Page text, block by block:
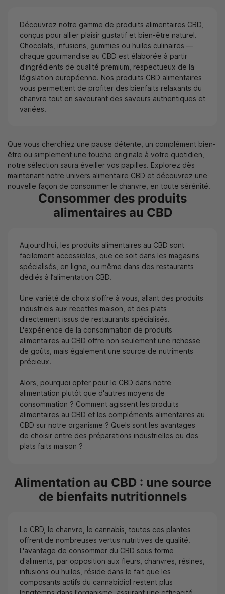
Découvrez notre gamme de produits alimentaires CBD,
conçus pour allier plaisir gustatif et bien-être naturel.
Chocolats, infusions, gummies ou huiles culinaires —
chaque gourmandise au CBD est élaborée à partir
d’ingrédients de qualité premium, respectueux de la
législation européenne. Nos produits CBD alimentaires
vous permettent de profiter des bienfaits relaxants du
chanvre tout en savourant des saveurs authentiques et
variées.
Que vous cherchiez une pause détente, un complément bien-
être ou simplement une touche originale à votre quotidien,
notre sélection saura éveiller vos papilles. Explorez dès
maintenant notre univers alimentaire CBD et découvrez une
nouvelle façon de consommer le chanvre, en toute sérénité.
Consommer des produits
alimentaires au CBD
Aujourd'hui, les produits alimentaires au CBD sont
facilement accessibles, que ce soit dans les magasins
spécialisés, en ligne, ou même dans des restaurants
dédiés à l’alimentation CBD.
Une variété de choix s'offre à vous, allant des produits
industriels aux recettes maison, et des plats
directement issus de restaurants spécialisés.
L'expérience de la consommation de produits
alimentaires au CBD offre non seulement une richesse
de goûts, mais également une source de nutriments
précieux.
Alors, pourquoi opter pour le CBD dans notre
alimentation plutôt que d'autres moyens de
consommation ? Comment agissent les produits
alimentaires au CBD et les compléments alimentaires au
CBD sur notre organisme ? Quels sont les avantages
de choisir entre des préparations industrielles ou des
plats faits maison ?
Alimentation au CBD : une source
de bienfaits nutritionnels
Le CBD, le chanvre, le cannabis, toutes ces plantes
offrent de nombreuses vertus nutritives de qualité.
L'avantage de consommer du CBD sous forme
d'aliments, par opposition aux fleurs, chanvres, résines,
infusions ou huiles, réside dans le fait que les
composants actifs du cannabidiol restent plus